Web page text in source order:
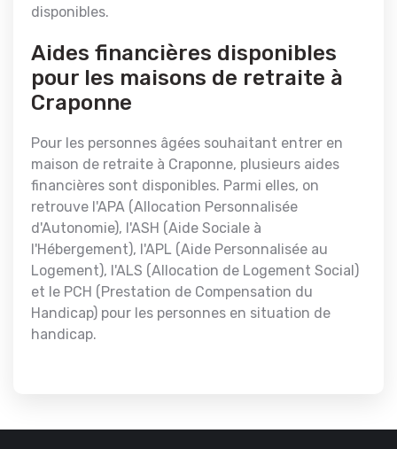
disponibles.
Aides financières disponibles
pour les maisons de retraite à
Craponne
Pour les personnes âgées souhaitant entrer en
maison de retraite à Craponne, plusieurs aides
financières sont disponibles. Parmi elles, on
retrouve l'APA (Allocation Personnalisée
d'Autonomie), l'ASH (Aide Sociale à
l'Hébergement), l'APL (Aide Personnalisée au
Logement), l'ALS (Allocation de Logement Social)
et le PCH (Prestation de Compensation du
Handicap) pour les personnes en situation de
handicap.